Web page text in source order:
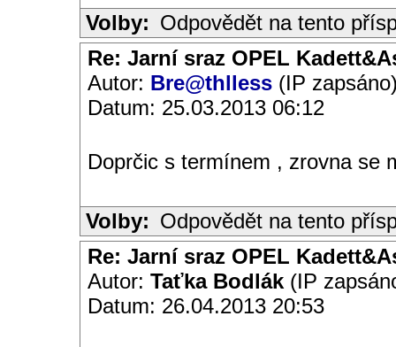
Volby: Odpovědět na tento
Re: Jarní sraz OPEL
Autor: Bre@thlless (IP
Datum: 25.03.2013 06:12
Doprčic s termínem , zrovna se
Volby: Odpovědět na tento
Re: Jarní sraz OPEL
Autor: Taťka Bodlák (IP
Datum: 26.04.2013 20:53